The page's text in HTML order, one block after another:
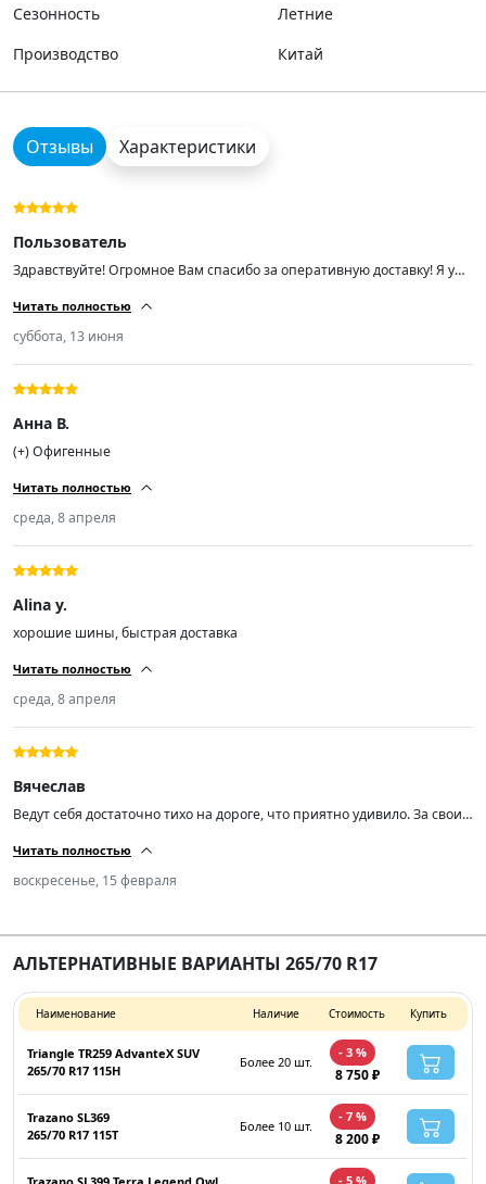
Сезонность
Летние
Производство
Китай
Отзывы Характеристики
Пользователь
Здравствуйте! Огромное Вам спасибо за оперативную доставку! Я уже
Резина отличного качества и нужного размера, но первый комплект
4 шт R19 ошибся в размере, не подошёл, извините... Еще раз
СПАСИБО! Продавца и товар рекомендую! С ув.
Читать полностью
суббота, 13 июня
Анна В.
(+) Офигенные
Читать полностью
среда, 8 апреля
Alina y.
хорошие шины, быстрая доставка
Читать полностью
среда, 8 апреля
Вячеслав
Ведут себя достаточно тихо на дороге, что приятно удивило. За свои
для тех, кто ищет недорогие, но надежные летние шины. Сравнивал
с другими марками в этой ценовой категории — тут всё на уровне,
ничем не хуже. Рекомендую!
Читать полностью
воскресенье, 15 февраля
АЛЬТЕРНАТИВНЫЕ ВАРИАНТЫ 265/70 R17
Наименование Наличие Стоимость Купить
Triangle TR259 AdvanteX SUV
265/70 R17 115H
Более 20 шт.
- 3 %
8 750 ₽
Trazano SL369
265/70 R17 115T
Более 10 шт.
- 7 %
8 200 ₽
- 5 %